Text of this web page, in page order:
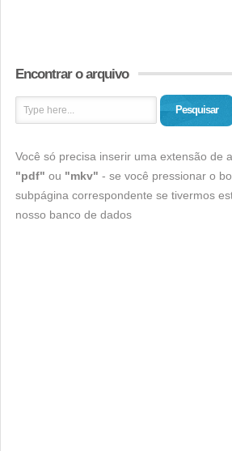
Encontrar o arquivo
Pesquisar
Você só precisa inserir uma extensão de
"pdf" ou "mkv" - se você pressionar o
subpágina correspondente se tivermos
nosso banco de dados